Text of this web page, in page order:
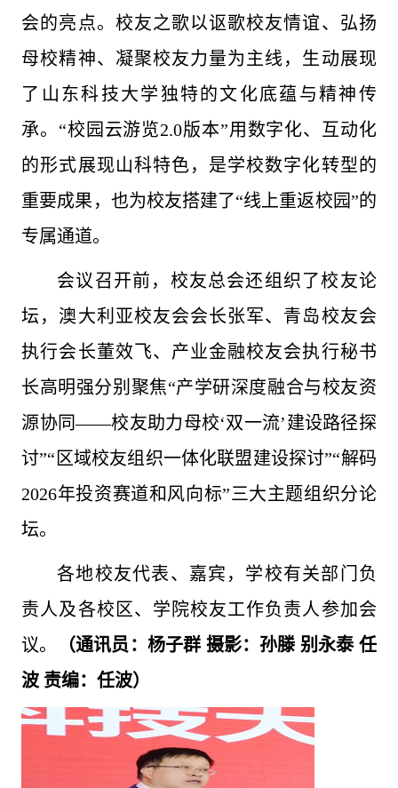
会的亮点。校友之歌以讴歌校友情谊、弘扬
母校精神、凝聚校友力量为主线，生动展现
了山东科技大学独特的文化底蕴与精神传
承。“校园云游览2.0版本”用数字化、互动化
的形式展现山科特色，是学校数字化转型的
重要成果，也为校友搭建了“线上重返校园”的
专属通道。
会议召开前，校友总会还组织了校友论
坛，澳大利亚校友会会长张军、青岛校友会
执行会长董效飞、产业金融校友会执行秘书
长高明强分别聚焦“产学研深度融合与校友资
源协同——校友助力母校‘双一流’建设路径探
讨”“区域校友组织一体化联盟建设探讨”“解码
2026年投资赛道和风向标”三大主题组织分论
坛。
各地校友代表、嘉宾，学校有关部门负
责人及各校区、学院校友工作负责人参加会
议。
（通讯员：杨子群 摄影：孙滕 别永泰 任
波 责编：任波）